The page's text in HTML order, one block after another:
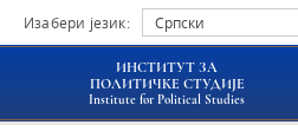
Изабери језик: Српски
ИНСТИТУТ ЗА
ПОЛИТИЧКЕ СТУДИЈЕ
Institute for Political Studies